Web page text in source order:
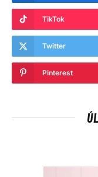
TikTok
Twitter
Pinterest